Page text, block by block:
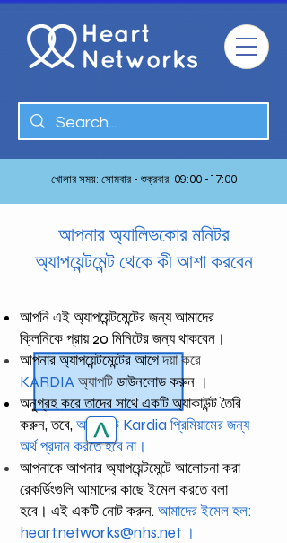
খোলার সময়: সোমবার - শুক্রবার: 09:00 -17:00
আপনার অ্যালিভকোর মনিটর
অ্যাপয়েন্টমেন্ট থেকে কী আশা করবেন
আপনি এই অ্যাপয়েন্টমেন্টের জন্য আমাদের
ক্লিনিকে প্রায় 20 মিনিটের জন্য থাকবেন।
আপনার অ্যাপয়েন্টমেন্টের আগেদয়া করে
KARDIA অ্যাপটিডাউনলোড করুন ।
অনুগ্রহ করে তাদের সাথে একটি অ্যাকাউন্ট তৈরি
করুন, তবে,আপনাকে Kardia প্রিমিয়ামের জন্য
অর্থ প্রদান করতে হবে না।
আপনাকে আপনার অ্যাপয়েন্টমেন্টে আলোচনা করা
রেকর্ডিংগুলি আমাদের কাছে ইমেল করতে বলা
হবে। এই একটি নোট করুন.আমাদের ইমেল হল:
heart.networks@nhs.net ।